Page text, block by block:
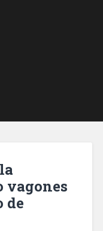
vagones
de